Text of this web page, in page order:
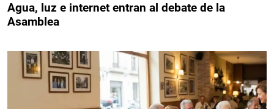
Agua, luz e internet entran al debate de la
Asamblea